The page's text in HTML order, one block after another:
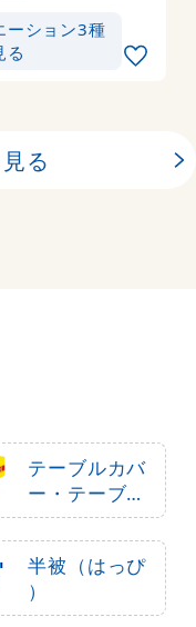
ーション3種
る
る
テーブルカバ
ー・テーブル
クロス
半被（はっぴ
）